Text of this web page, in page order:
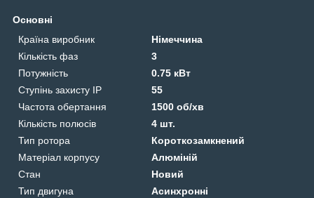
Основні
Країна виробник
Німеччина
Кількість фаз
3
Потужність
0.75 кВт
Ступінь захисту IP
55
Частота обертання
1500 об/хв
Кількість полюсів
4 шт.
Тип ротора
Короткозамкнений
Матеріал корпусу
Алюміній
Стан
Новий
Тип двигуна
Асинхронні